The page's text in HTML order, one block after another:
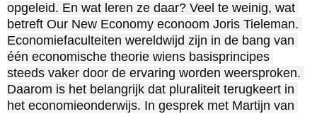
opgeleid. En wat leren ze daar? Veel te weinig, wat
betreft Our New Economy econoom Joris Tieleman.
Economiefaculteiten wereldwijd zijn in de bang van
één economische theorie wiens basisprincipes
steeds vaker door de ervaring worden weersproken.
Daarom is het belangrijk dat pluraliteit terugkeert in
het economieonderwijs. In gesprek met Martijn van